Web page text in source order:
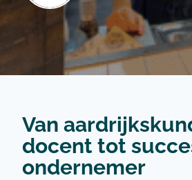
Van
docent tot
ondernemer